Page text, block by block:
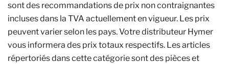
sont des recommandations de prix non contraignantes
incluses dans la TVA actuellement en vigueur. Les prix
peuvent varier selon les pays. Votre distributeur Hymer
vous informera des prix totaux respectifs. Les articles
répertoriés dans cette catégorie sont des pièces et